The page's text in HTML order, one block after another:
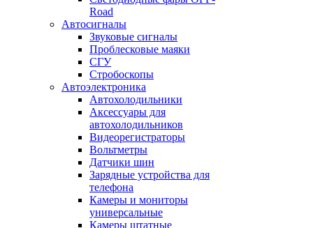
Road
Автосигналы
Звуковые сигналы
Проблесковые маяки
СГУ
Стробоскопы
Автоэлектроника
Автохолодильники
Аксессуары для
автохолодильников
Видеорегистраторы
Вольтметры
Датчики шин
Зарядные устройства для
телефона
Камеры и мониторы
универсальные
Камеры штатные